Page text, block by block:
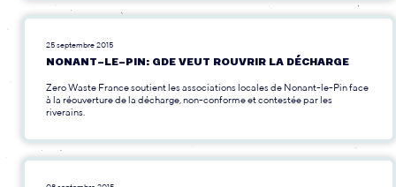
25 septembre 2015
NONANT-LE-PIN: GDE VEUT ROUVRIR LA DÉCHARGE
Zero Waste France soutient les associations locales de Nonant-le-Pin face
à la réouverture de la décharge, non-conforme et contestée par les
riverains.